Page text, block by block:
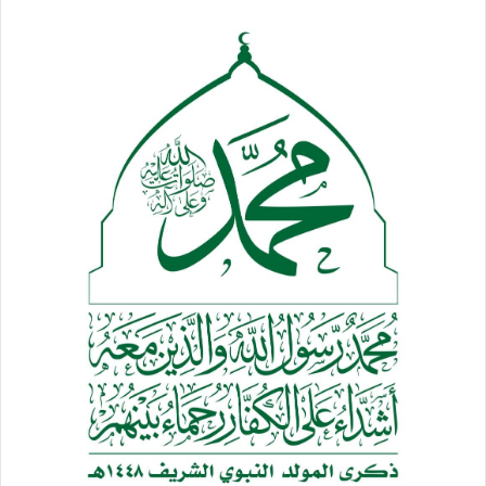
الوطني المتوافق عليها يجب أن يتم إصلاح اختلالاتها أولا سواء
على مستوى التشكيل أو الإنشاء أو غيرهما ، كما نؤكد أن أسماء
أعضاء الحكومة وإقرارها هو من اختصاص الجهات المرشحة المعنية ،
وفيما يتعلق بالحوار السياسي المذكور في الورقة فإننا نؤكد أنه
يجب أن يستأنف من النقطة التي توقف عندها في موفنبيك
نتيجة العدوان ، مشيرين إلى أن بعض المواضيع التي اعتمدتها
الورقة في هذا الشأن مختلة وغير مقبولة مثل ما أسماه بوضع
اللمسات الأخيرة على مسودة الدستور كون الحوار اللاحق ليس
معنياً بإنجاز هذه المهمة المذكورة تحديداً ، وكذلك ما أسماه
بتطوير برنامج العدالة الإنتقالية ، هذا إلى غير ذلك من الاختلالات
والملاحظات.
كما تجاهلت الورقة أيضا عددا من القضايا الأساسية والهامة منها
على سبيل المثال لا الحصر الوحدة اليمنية ، واحترام سيادة اليمن
واستقلال قراره بعيداً عن الوصاية الخارجية ، وانسحاب القوات
الأجنبية ، وكذلك التصدي لخطر القاعدة وداعش بينما تبنت
اتهامات باطلة ومخاطر غير واقعية حسب توجهات طرف العدوان ،